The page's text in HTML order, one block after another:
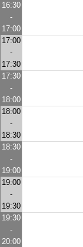
16:30
-
17:00
17:00
-
17:30
17:30
-
18:00
18:00
-
18:30
18:30
-
19:00
19:00
-
19:30
19:30
-
20:00